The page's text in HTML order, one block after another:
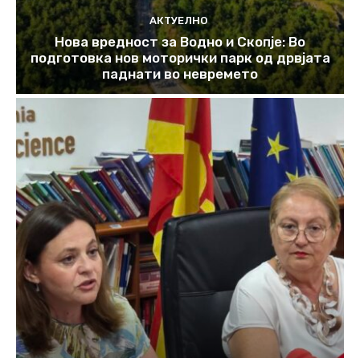
АКТУЕЛНО
Нова вредност за Водно и Скопје: Во
подготовка нов моторички парк од дрвјата
паднати во невремето